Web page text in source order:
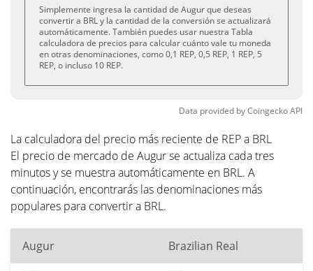
Simplemente ingresa la cantidad de Augur que deseas
convertir a BRL y la cantidad de la conversión se actualizará
automáticamente. También puedes usar nuestra Tabla
calculadora de precios para calcular cuánto vale tu moneda
en otras denominaciones, como 0,1 REP, 0,5 REP, 1 REP, 5
REP, o incluso 10 REP.
Data provided byCoingeckoAPI
La calculadora del precio más reciente de REP a BRL
El precio de mercado de Augur se actualiza cada tres
minutos y se muestra automáticamente en BRL. A
continuación, encontrarás las denominaciones más
populares para convertir a BRL.
Augur Brazilian Real